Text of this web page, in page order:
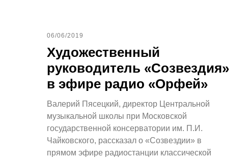
06/06/2019
Художественный
руководитель «Созвездия»
в эфире радио «Орфей»
Валерий Пясецкий, директор Центральной
музыкальной школы при Московской
государственной консерватории им. П.И.
Чайковского, рассказал о «Созвездии» в
прямом эфире радиостанции классической